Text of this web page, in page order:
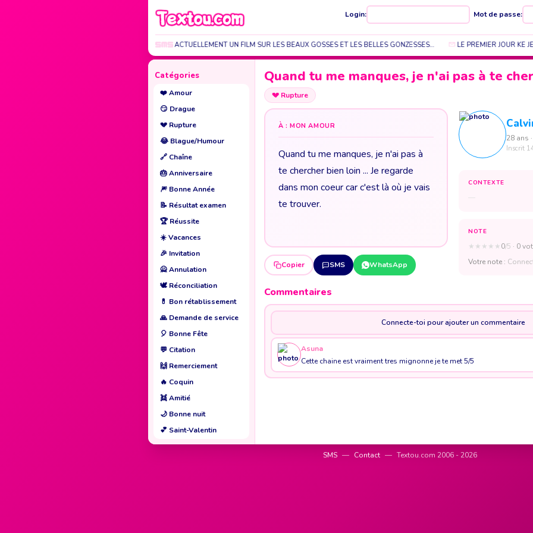
Login: Mot de passe:
NOUS TOURNONS ACTUELLEMENT UN FILM SUR LES BEAUX GOSSES ET LES BELLES GONZESSES… LE PREMIER JOUR KE JE
Catégories
❤️Amour
😏 Drague
💔 Rupture
😂 Blague/Humour
🔗 Chaîne
🎂Anniversaire
🎆 Bonne Année
📝 Résultat examen
🏆Réussite
☀️Vacances
🎉 Invitation
🙅Annulation
🕊️ Réconciliation
💊 Bon rétablissement
🙏 Demande de service
🎈 Bonne Fête
💬 Citation
🙌 Remerciement
🔥 Coquin
👯Amitié
🌙 Bonne nuit
💕 Saint-Valentin
Quand tu me manques, je n'ai pas à te
💔 Rupture
À : MON AMOUR
Quand tu me manques, je n'ai pas à
te chercher bien loin ... Je regarde
dans mon coeur car c'est là où je vais
te trouver.
Copier SMS WhatsApp
28 ans
Inscrit
CONTEXTE
—
NOTE
★ ★ ★ ★ ★0/5 · 0
Votre note :
Commentaires
Connecte-toi pour ajouter un commentaire
Asuna
Cette chaine est vraiment tres mignonne je te met 5/5
SMS — Contact — Textou.com 2006 - 2026